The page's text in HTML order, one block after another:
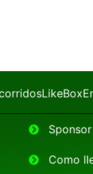
LikeBox
Como